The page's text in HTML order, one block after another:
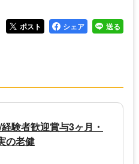
ポスト シェア 送る
験者歓迎賞与3ヶ月・
の老健